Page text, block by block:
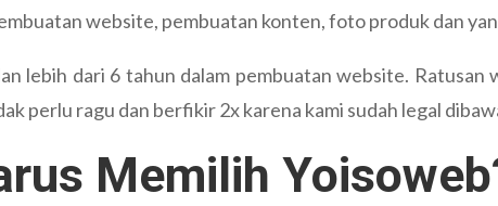
website, pembuatan konten, foto produk dan
lebih dari 6 tahun dalam pembuatan website. Ratusan
perlu ragu dan berfikir 2x karena kami sudah legal
Memilih